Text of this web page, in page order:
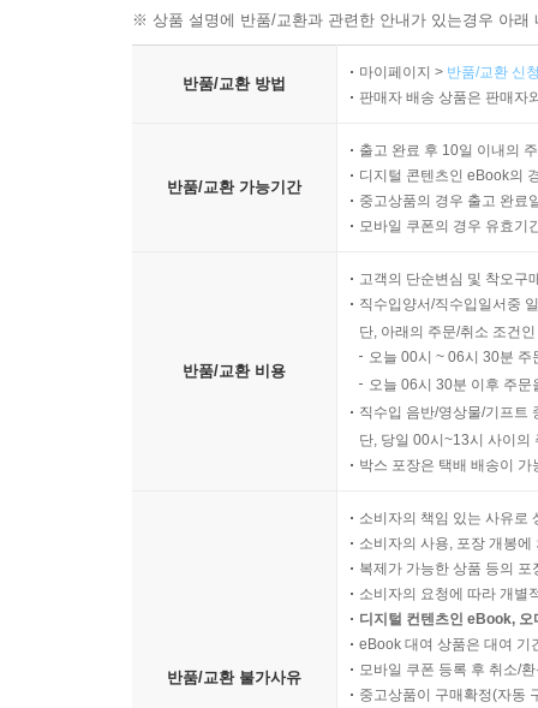
※ 상품 설명에 반품/교환과 관련한 안내가 있는경우 아
반품/교환 방법
마이페이지 > 반품/교환 신
판매자 배송 상품은 판매자
반품/교환 가능기간
출고 완료 후 10일 이내의
디지털 콘텐츠인 eBook의
중고상품의 경우 출고 완료
모바일 쿠폰의 경우 유효기
반품/교환 비용
고객의 단순변심 및 착오구
직수입양서/직수입일서중
단, 아래의 주문/취소 조건
오늘 00시 ~ 06시 30분
오늘 06시 30분 이후 주
직수입 음반/영상물/기프트
단, 당일 00시~13시 사이의
박스 포장은 택배 배송이
반품/교환 불가사유
소비자의 책임 있는 사유로
소비자의 사용, 포장 개봉
복제가 가능한 상품 등의
소비자의 요청에 따라 개별
디지털 컨텐츠인 eBook,
eBook 대여 상품은 대여 기
모바일 쿠폰 등록 후 취소/
중고상품이 구매확정(자동